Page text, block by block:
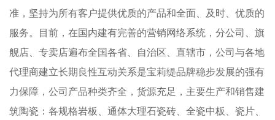
准，坚持为所有客户提供优质的产品和全面、及时、优质的
服务。目前，在国内建有完善的营销网络系统，分公司、旗
舰店、专卖店遍布全国各省、自治区、直辖市，公司与各地
代理商建立长期良性互动关系是宝莉缇品牌稳步发展的强有
力保障，公司产品种类齐全，货源充足，主要生产和销售建
筑陶瓷：各规格岩板、通体大理石瓷砖、全瓷中板、瓷片、